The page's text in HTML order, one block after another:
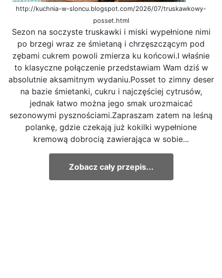
http://kuchnia-w-sloncu.blogspot.com/2026/07/truskawkowy-
posset.html
Sezon na soczyste truskawki i miski wypełnione nimi
po brzegi wraz ze śmietaną i chrzęszczącym pod
zębami cukrem powoli zmierza ku końcowi.I właśnie
to klasyczne połączenie przedstawiam Wam dziś w
absolutnie aksamitnym wydaniu.Posset to zimny deser
na bazie śmietanki, cukru i najczęściej cytrusów,
jednak łatwo można jego smak urozmaicać
sezonowymi pysznościami.Zapraszam zatem na leśną
polankę, gdzie czekają już kokilki wypełnione
kremową dobrocią zawierająca w sobie...
Zobacz cały przepis...